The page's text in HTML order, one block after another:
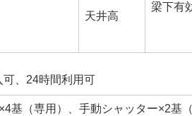
天井高
梁下有
事
可、24時間利用可
基（専用）、手動シャッター×2基